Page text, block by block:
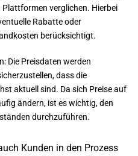
Plattformen verglichen. Hierbei
Rabatte oder
berücksichtigt.
Die Preisdaten werden
dass die
aktuell sind. Da sich Preise auf
ändern, ist es wichtig, den
durchzuführen.
Kunden in den Prozess